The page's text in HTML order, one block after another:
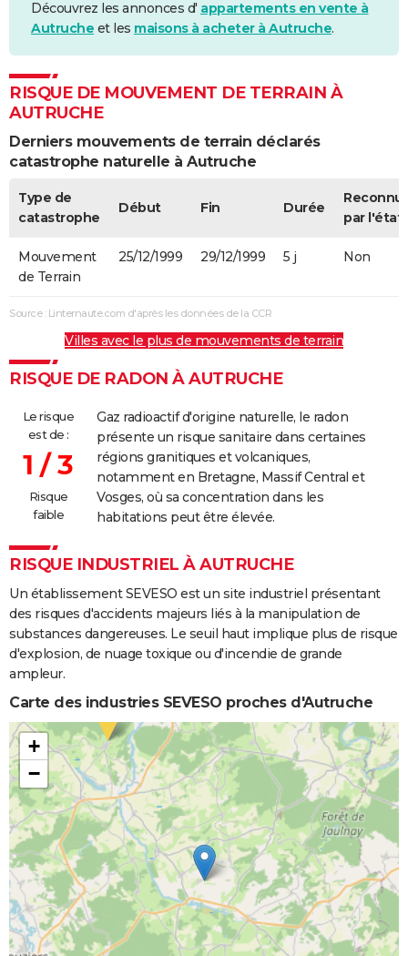
Découvrez les annonces d' appartements en vente à
Autruche et les maisons à acheter à Autruche.
RISQUE DE MOUVEMENT DE TERRAIN À
AUTRUCHE
Derniers mouvements de terrain déclarés
catastrophe naturelle à Autruche
Type de
catastrophe
Début Fin Durée
par l'état
Mouvement
de Terrain
25/12/1999 29/12/1999 5 j Non
Source : Linternaute.com d'après les données de la CCR
Villes avec le plus de mouvements de terrain
RISQUE DE RADON À AUTRUCHE
Le risque
est de :
1 / 3
Risque
faible
Gaz radioactif d'origine naturelle, le radon
présente un risque sanitaire dans certaines
régions granitiques et volcaniques,
notamment en Bretagne, Massif Central et
Vosges, où sa concentration dans les
habitations peut être élevée.
RISQUE INDUSTRIEL À AUTRUCHE
Un établissement SEVESO est un site industriel présentant
des risques d'accidents majeurs liés à la manipulation de
substances dangereuses. Le seuil haut implique plus de risque
d'explosion, de nuage toxique ou d'incendie de grande
ampleur.
Carte des industries SEVESO proches d'Autruche
+
−